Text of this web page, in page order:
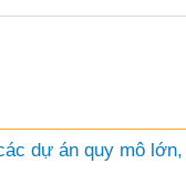
dự án quy mô